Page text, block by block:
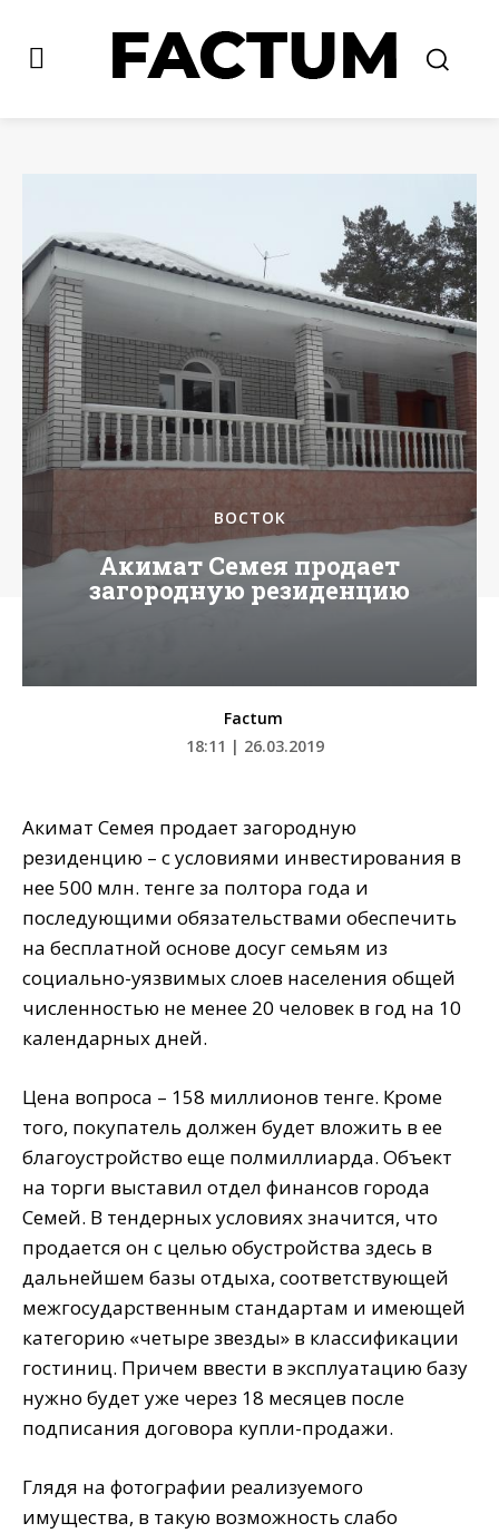
ВОСТОК
Акимат Семея продает
загородную резиденцию
Factum
18:11 | 26.03.2019
Акимат Семея продает загородную
резиденцию – с условиями инвестирования в
нее 500 млн. тенге за полтора года и
последующими обязательствами обеспечить
на бесплатной основе досуг семьям из
социально-уязвимых слоев населения общей
численностью не менее 20 человек в год на 10
календарных дней.
Цена вопроса – 158 миллионов тенге. Кроме
того, покупатель должен будет вложить в ее
благоустройство еще полмиллиарда. Объект
на торги выставил отдел финансов города
Семей. В тендерных условиях значится, что
продается он с целью обустройства здесь в
дальнейшем базы отдыха, соответствующей
межгосударственным стандартам и имеющей
категорию «четыре звезды» в классификации
гостиниц. Причем ввести в эксплуатацию базу
нужно будет уже через 18 месяцев после
подписания договора купли-продажи.
Глядя на фотографии реализуемого
имущества, в такую возможность слабо